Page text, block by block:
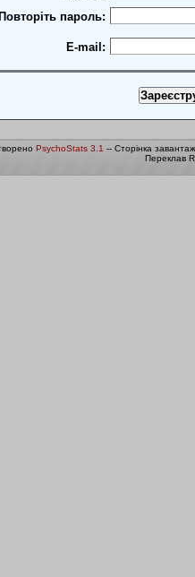
пароль:
E-mail:
PsychoStats 3.1 -- Сторінка
Переклав